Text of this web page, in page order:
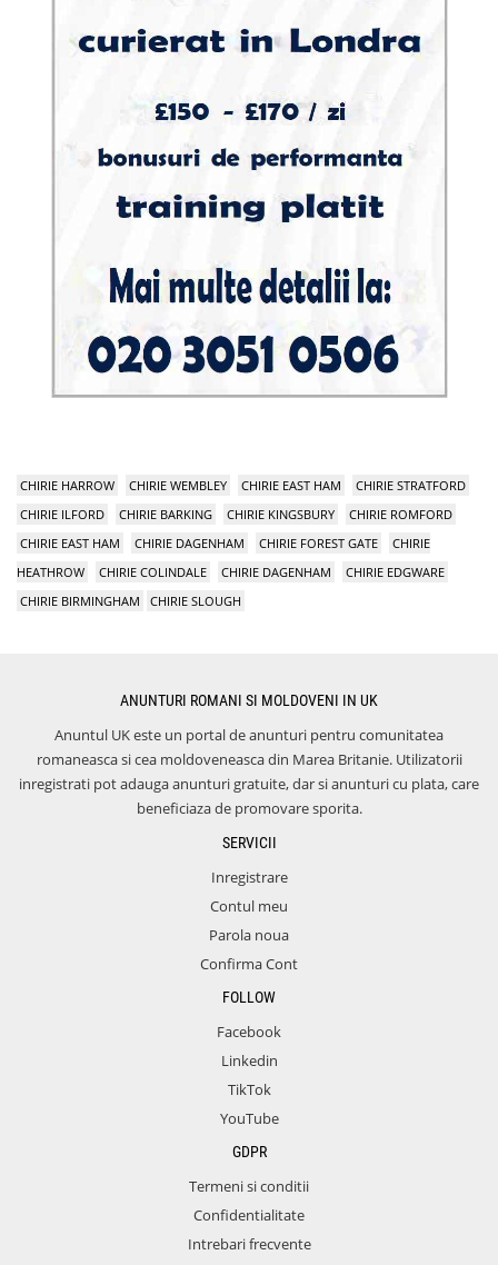
CHIRIE HARROW CHIRIE WEMBLEY CHIRIE EAST HAM
CHIRIE STRATFORD
CHIRIE ILFORD
CHIRIE BARKING CHIRIE KINGSBURY
CHIRIE ROMFORD
CHIRIE EAST HAM
CHIRIE DAGENHAM CHIRIE FOREST GATE
CHIRIE
HEATHROW
CHIRIE COLINDALE CHIRIE DAGENHAM
CHIRIE EDGWARE
CHIRIE BIRMINGHAM
CHIRIE SLOUGH
ANUNTURI ROMANI SI MOLDOVENI IN UK
Anuntul UK este un portal de anunturi pentru comunitatea
romaneasca si cea moldoveneasca din Marea Britanie. Utilizatorii
inregistrati pot adauga anunturi gratuite, dar si anunturi cu plata, care
beneficiaza de promovare sporita.
SERVICII
Inregistrare
Contul meu
Parola noua
Confirma Cont
FOLLOW
Facebook
Linkedin
TikTok
YouTube
GDPR
Termeni si conditii
Confidentialitate
Intrebari frecvente